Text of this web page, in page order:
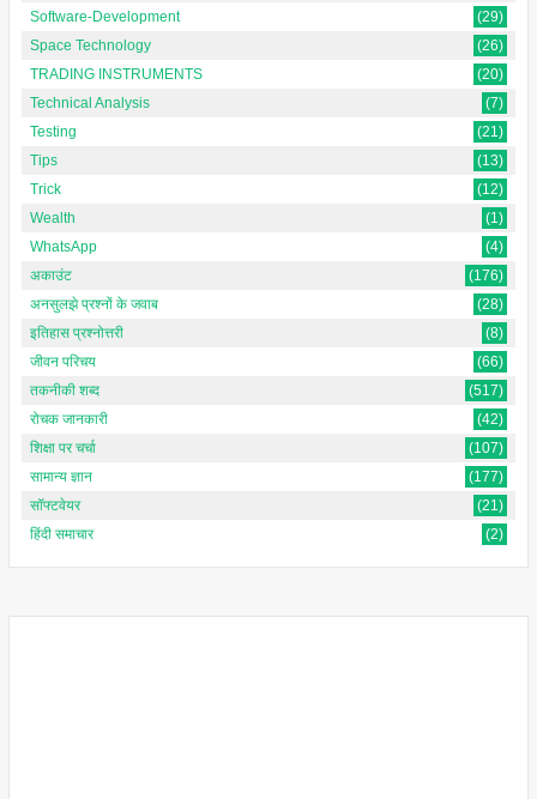
Software-Development
(29)
Space Technology
(26)
TRADING INSTRUMENTS
(20)
Technical Analysis
(7)
Testing
(21)
Tips
(13)
Trick
(12)
Wealth
(1)
WhatsApp
(4)
अकाउंट
(176)
अनसुलझे प्रश्नों के जवाब
(28)
इतिहास प्रश्नोत्तरी
(8)
जीवन परिचय
(66)
तकनीकी शब्द
(517)
रोचक जानकारी
(42)
शिक्षा पर चर्चा
(107)
सामान्य ज्ञान
(177)
सॉफ्टवेयर
(21)
हिंदी समाचार
(2)